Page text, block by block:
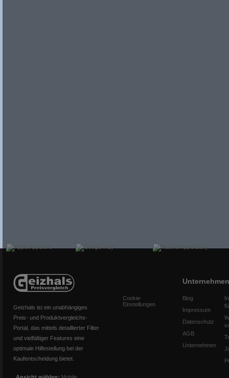
Geizhals ist ein unabhängiges
Preis- und Produktvergleichs-
Portal, das mittels detaillierter Filter
und vielfältiger Features eine
optimale Hilfestellung bei der
Kaufentscheidung bietet.
Cookie-
Einstellungen
Unternehmen
Blog
Impressum
Datenschutz
AGB
Unternehmen